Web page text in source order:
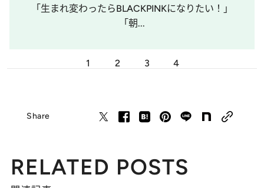
「生まれ変わったらBLACKPINKになりたい！」
「朝...
1 2 3 4
Share
RELATED POSTS